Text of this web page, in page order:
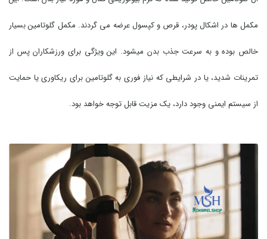
مکمل ها در اشکال پودر، قرص و کپسول عرضه می گردند. مکمل گلوتامین بسیار
خالص بوده و به سرعت جذب بدن میشود. این ویژگی برای ورزشکاران پس از
تمرینات شدید، یا در شرایطی که نیاز فوری به گلوتامین برای ریکاوری یا حمایت
از سیستم ایمنی وجود دارد، یک مزیت قابل توجه خواهد بود.